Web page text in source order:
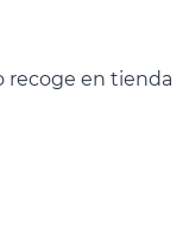
recoge en tienda